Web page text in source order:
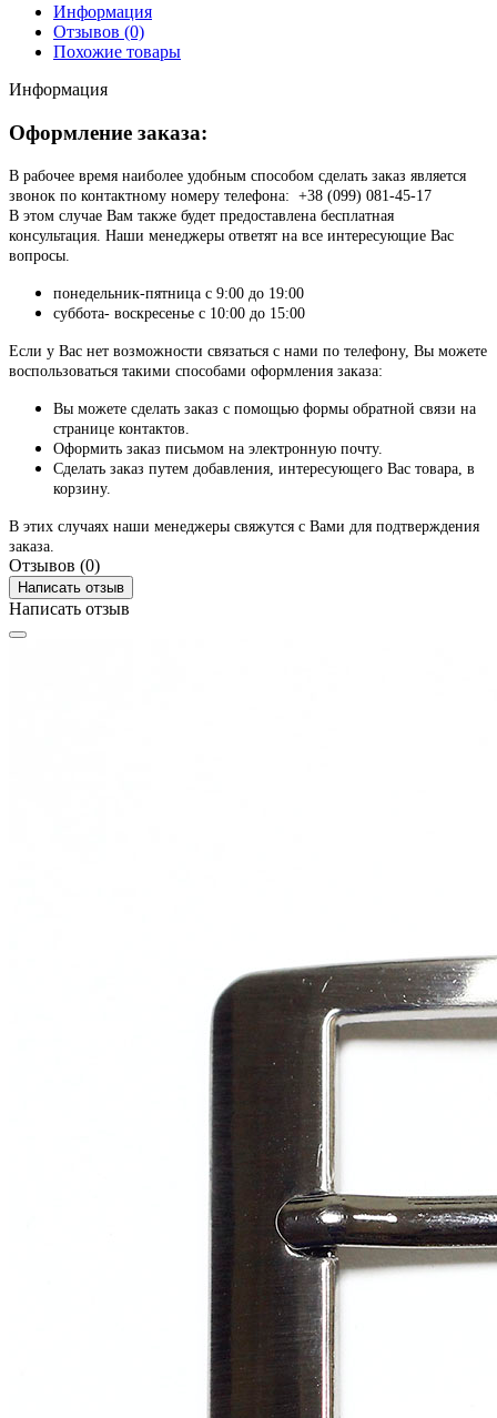
Информация
Отзывов (0)
Похожие товары
Информация
Оформление заказа:
В рабочее время наиболее удобным способом сделать заказ является
звонок по контактному номеру телефона: +38 (099) 081-45-17
В этом случае Вам также будет предоставлена бесплатная
консультация. Наши менеджеры ответят на все интересующие Вас
вопросы.
понедельник-пятница с 9:00 до 19:00
суббота- воскресенье с 10:00 до 15:00
Если у Вас нет возможности связаться с нами по телефону, Вы можете
воспользоваться такими способами оформления заказа:
Вы можете сделать заказ с помощью формы обратной связи на
странице контактов.
Оформить заказ письмом на электронную почту.
Сделать заказ путем добавления, интересующего Вас товара, в
корзину.
В этих случаях наши менеджеры свяжутся с Вами для подтверждения
заказа.
Отзывов (0)
Написать отзыв
Написать отзыв